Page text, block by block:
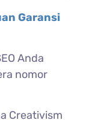
Garansi
Anda
nomor
Creativism